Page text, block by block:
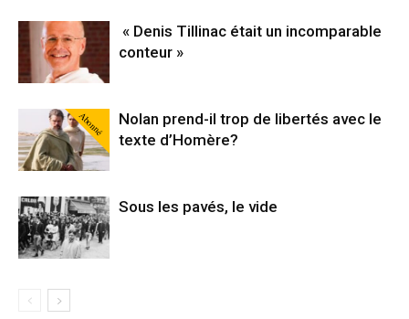
« Denis Tillinac était un incomparable
conteur »
Abonné
Nolan prend-il trop de libertés avec le
texte d’Homère?
Sous les pavés, le vide